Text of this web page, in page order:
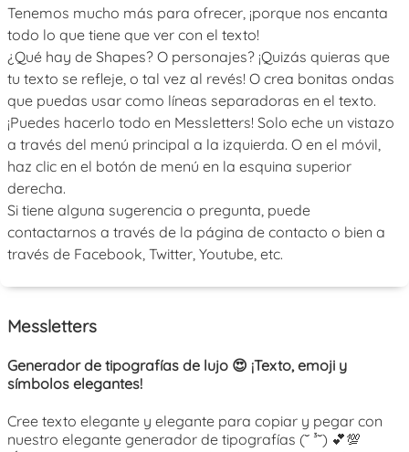
Tenemos mucho más para ofrecer, ¡porque nos encanta
todo lo que tiene que ver con el texto!
¿Qué hay de Shapes? O personajes? ¡Quizás quieras que
tu texto se refleje, o tal vez al revés! O crea bonitas ondas
que puedas usar como líneas separadoras en el texto.
¡Puedes hacerlo todo en Messletters! Solo eche un vistazo
a través del menú principal a la izquierda. O en el móvil,
haz clic en el botón de menú en la esquina superior
derecha.
Si tiene alguna sugerencia o pregunta, puede
contactarnos a través de la página de contacto o bien a
través de Facebook, Twitter, Youtube, etc.
Messletters
Generador de tipografías de lujo 😍 ¡Texto, emoji y
símbolos elegantes!
Cree texto elegante y elegante para copiar y pegar con
nuestro elegante generador de tipografías (˘ ³˘) 💕💯